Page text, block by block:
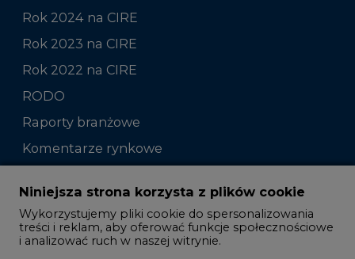
Rok 2024 na CIRE
Rok 2023 na CIRE
Rok 2022 na CIRE
RODO
Raporty branżowe
Komentarze rynkowe
Zmiany kadrowe na rynku
Studio CIRE
Rozmowy o energetyce
Niniejsza strona korzysta z plików cookie
Wykorzystujemy pliki cookie do spersonalizowania
treści i reklam, aby oferować funkcje społecznościowe
i analizować ruch w naszej witrynie.